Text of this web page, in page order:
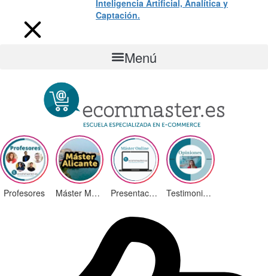
Inteligencia Artificial, Analítica y
Captación.
Menú
Profesores Máster Marketing Digital en Alicante Presentación ¡Nuevas Ediciones! Testimonios Alumnos